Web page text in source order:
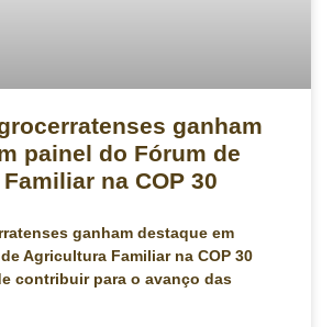
ganham
painel do Fórum de
na COP 30
ganham destaque em
Agricultura Familiar na COP 30
contribuir para o avanço das